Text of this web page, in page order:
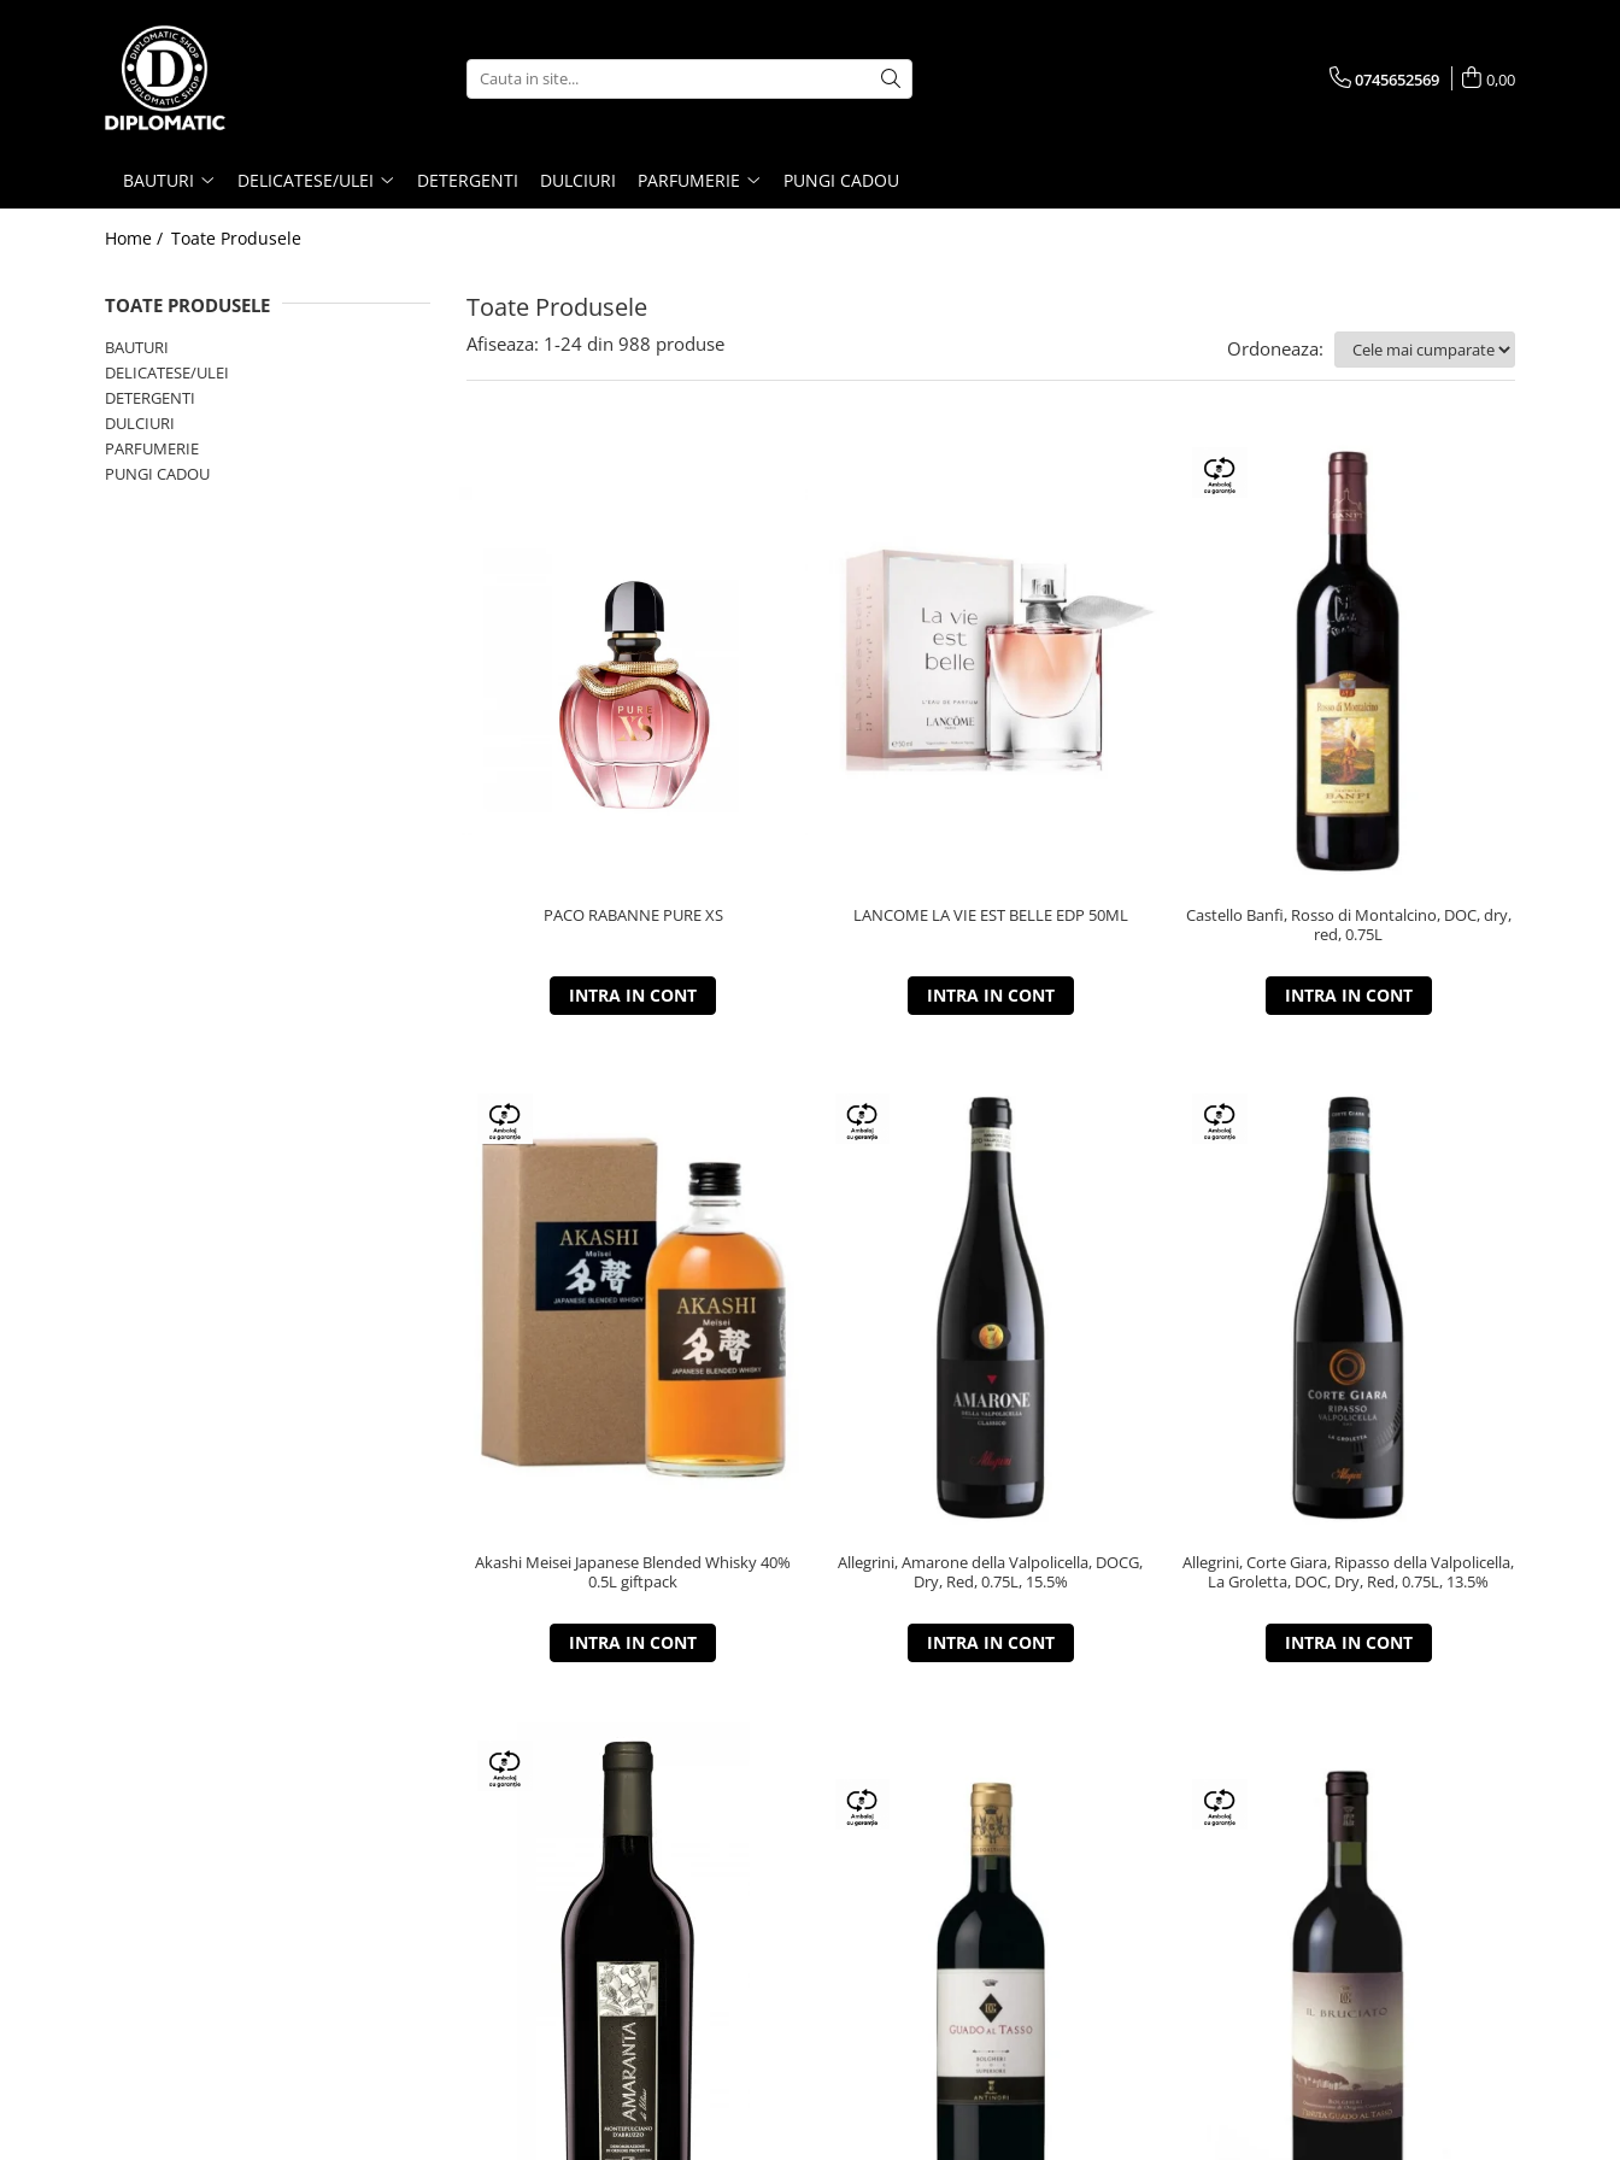
DELICATESE/ULEI
PARFUMERIE
DEODORANTE
0745652569 0,00
BAUTURI DELICATESE/ULEI DETERGENTI DULCIURI PARFUMERIE PUNGI CADOU
Home / Toate Produsele
Toate Produsele
TOATE PRODUSELE
BAUTURI
DELICATESE/ULEI
DETERGENTI
DULCIURI
PARFUMERIE
PUNGI CADOU
Afiseaza: 1-24 din 988 produse Ordoneaza:
PACO RABANNE PURE XS
INTRA IN CONT
LANCOME LA VIE EST BELLE EDP 50ML
INTRA IN CONT
Castello Banfi, Rosso di Montalcino, DOC, dry,
red, 0.75L
INTRA IN CONT
Akashi Meisei Japanese Blended Whisky 40%
0.5L giftpack
INTRA IN CONT
Allegrini, Amarone della Valpolicella, DOCG,
Dry, Red, 0.75L, 15.5%
INTRA IN CONT
Allegrini, Corte Giara, Ripasso della Valpolicella,
La Groletta, DOC, Dry, Red, 0.75L, 13.5%
INTRA IN CONT